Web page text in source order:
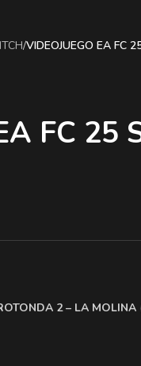
/VIDEOJUEGO EA FC
FC 25
2 – LA MOLINA